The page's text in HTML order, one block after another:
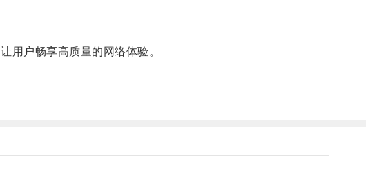
户畅享高质量的网络体验。